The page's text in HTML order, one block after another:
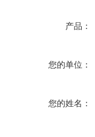
产品：
您的单位：
您的姓名：